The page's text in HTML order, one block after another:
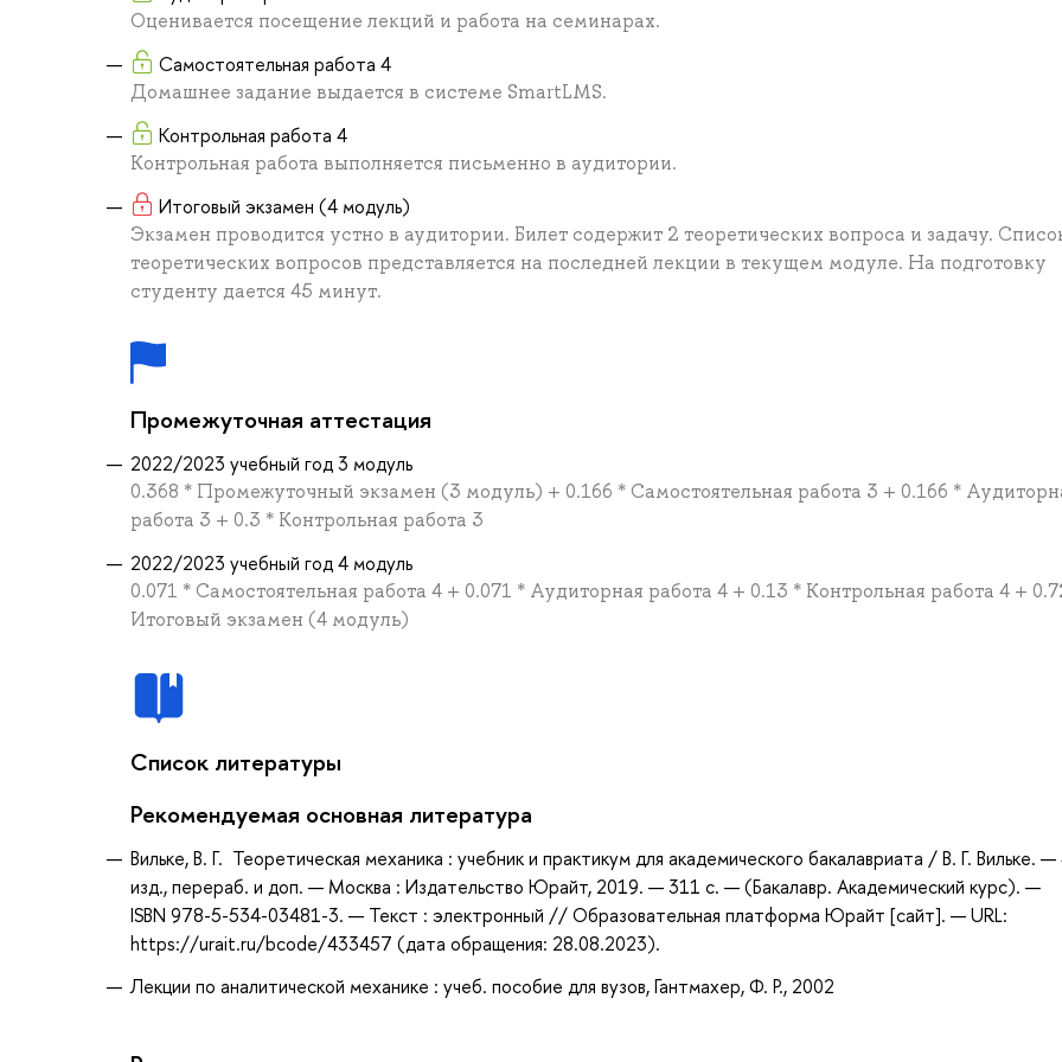
Оценивается посещение лекций и работа на семинарах.
Самостоятельная работа 4
Домашнее задание выдается в системе SmartLMS.
Контрольная работа 4
Контрольная работа выполняется письменно в аудитории.
Итоговый экзамен (4 модуль)
Экзамен проводится устно в аудитории. Билет содержит 2 теоретических вопроса и задачу.
теоретических вопросов представляется на последней лекции в текущем модуле. На подготовку
студенту дается 45 минут.
Промежуточная аттестация
2022/2023 учебный год 3 модуль
0.368 * Промежуточный экзамен (3 модуль) + 0.166 * Самостоятельная работа 3 + 0.166 *
работа 3 + 0.3 * Контрольная работа 3
2022/2023 учебный год 4 модуль
0.071 * Самостоятельная работа 4 + 0.071 * Аудиторная работа 4 + 0.13 * Контрольная работа 4 +
Итоговый экзамен (4 модуль)
Список литературы
Рекомендуемая основная литература
Вильке, В. Г. Теоретическая механика : учебник и практикум для академического бакалавриата / В. Г. Вильке.
изд., перераб. и доп. — Москва : Издательство Юрайт, 2019. — 311 с. — (Бакалавр. Академический курс). —
ISBN 978-5-534-03481-3. — Текст : электронный // Образовательная платформа Юрайт [сайт]. — URL:
https://urait.ru/bcode/433457 (дата обращения: 28.08.2023).
Лекции по аналитической механике : учеб. пособие для вузов, Гантмахер, Ф. Р., 2002